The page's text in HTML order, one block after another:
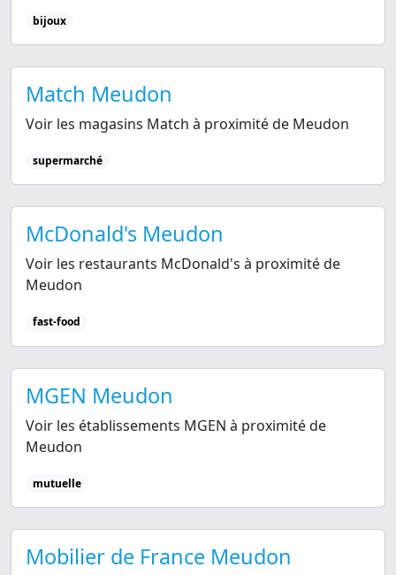
bijoux
Match Meudon
Voir les magasins Match à proximité de Meudon
supermarché
McDonald's Meudon
Voir les restaurants McDonald's à proximité de
Meudon
fast-food
MGEN Meudon
Voir les établissements MGEN à proximité de
Meudon
mutuelle
Mobilier de France Meudon